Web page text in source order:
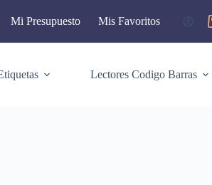
Mi Presupuesto Mis Favoritos
Lectores Codigo Barras